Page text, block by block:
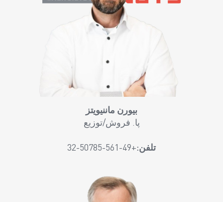
بیورن ماننیویتز
پا. فروش/توزیع
تلفن:+49-561-50785-32